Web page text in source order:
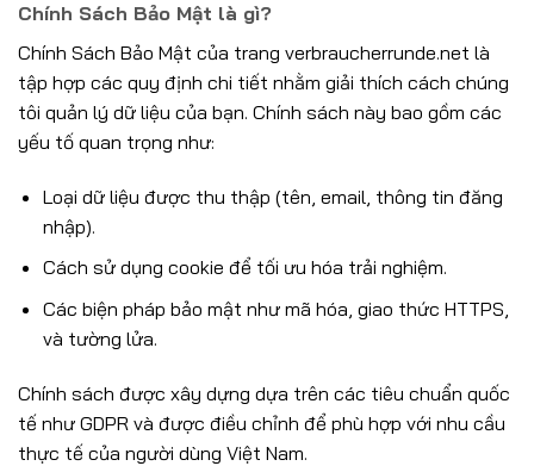
Chính Sách Bảo Mật là gì?
Chính Sách Bảo Mật của trang verbraucherrunde.net là
tập hợp các quy định chi tiết nhằm giải thích cách chúng
tôi quản lý dữ liệu của bạn. Chính sách này bao gồm các
yếu tố quan trọng như:
Loại dữ liệu được thu thập (tên, email, thông tin đăng
nhập).
Cách sử dụng cookie để tối ưu hóa trải nghiệm.
Các biện pháp bảo mật như mã hóa, giao thức HTTPS,
và tường lửa.
Chính sách được xây dựng dựa trên các tiêu chuẩn quốc
tế như GDPR và được điều chỉnh để phù hợp với nhu cầu
thực tế của người dùng Việt Nam.